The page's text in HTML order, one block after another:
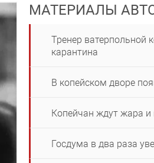
МАТЕРИАЛЫ
Тренер ватерпольной
карантина
В копейском дворе
Копейчан ждут жара и
Госдума в два раза